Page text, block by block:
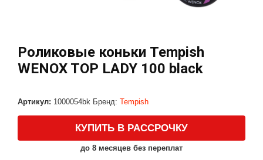
Роликовые коньки Tempish
WENOX TOP LADY 100 black
Артикул: 1000054bk Бренд: Tempish
КУПИТЬ В РАССРОЧКУ
до 8 месяцев без переплат